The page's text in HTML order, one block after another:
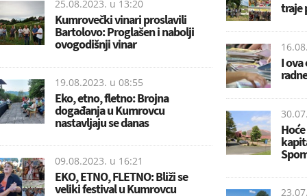
25.08.2023. u 13:20
Kumrovečki vinari proslavili
Bartolovo: Proglašen i nabolji
ovogodišnji vinar
19.08.2023. u 08:55
Eko, etno, fletno: Brojna
događanja u Kumrovcu
nastavljaju se danas
09.08.2023. u 16:21
EKO, ETNO, FLETNO: Bliži se
veliki festival u Kumrovcu
traje
I